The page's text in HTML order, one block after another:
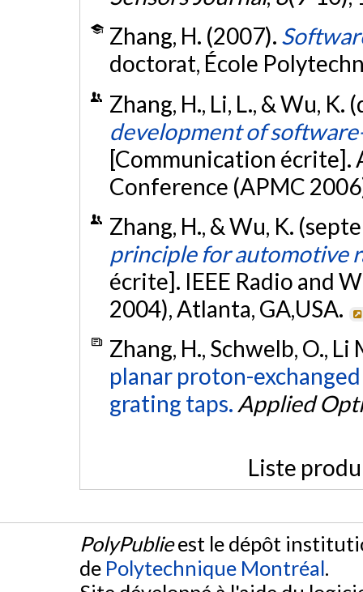
Zhang, H. (2007).
doctorat, École
Zhang, H., Li, L., & Wu,
development of
[Communication écrite].
Conference (APMC
Zhang, H., & Wu, K.
principle for automotive
écrite]. IEEE Radio and
2004), Atlanta, GA,USA.
Zhang, H., Schwelb, O.,
planar proton-
grating taps. Applied
Liste
PolyPublieest le dépôt
de Polytechnique Montréal.